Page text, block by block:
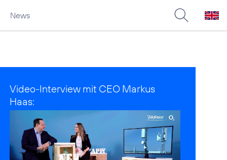
News
Video-Interview mit CEO Markus
Haas: